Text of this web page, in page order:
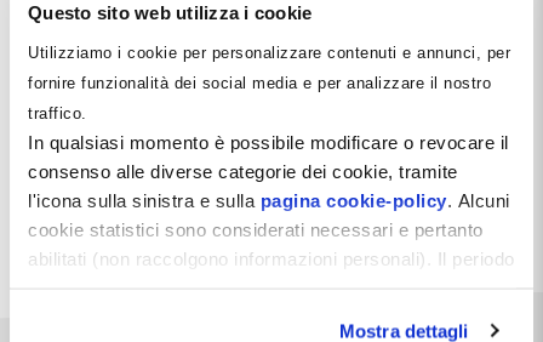
Questo sito web utilizza i cookie
Utilizziamo i cookie per personalizzare contenuti e annunci, per
fornire funzionalità dei social media e per analizzare il nostro
traffico.
In qualsiasi momento è possibile modificare o revocare il
consenso alle diverse categorie dei cookie, tramite
l'icona sulla sinistra e sulla pagina cookie-policy . Alcuni
cookie statistici sono considerati necessari e pertanto
abilitati (non raccolgono informazioni personali). Il periodo
Mostra dettagli
estrazione del reddito dalle proprie società sia per il
favorevole trattamento fiscale che per fini tipici della
pianificazione successoria e/o della buona
gestione familiare. Tuttavia, al fine di ottenere la
deducibilità delle somme impiegate allo scopo in
capo alla società, si rende assolutamente
necessario osservare alcuni accorgimenti che
vengono illustrati in questa pillola.
Leggi tutto